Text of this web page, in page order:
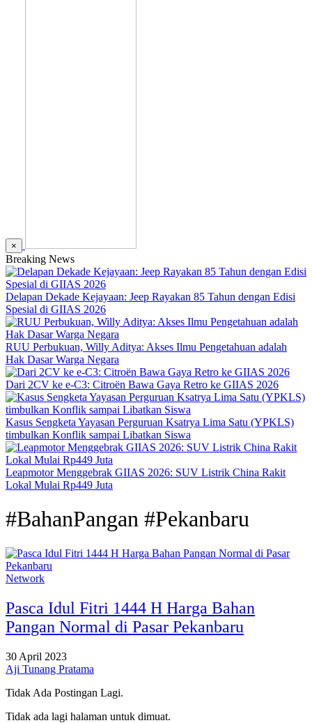
×
Breaking News
Delapan Dekade Kejayaan: Jeep Rayakan 85 Tahun dengan Edisi
Spesial di GIIAS 2026
RUU Perbukuan, Willy Aditya: Akses Ilmu Pengetahuan adalah
Hak Dasar Warga Negara
Dari 2CV ke e-C3: Citroën Bawa Gaya Retro ke GIIAS 2026
Kasus Sengketa Yayasan Perguruan Ksatrya Lima Satu (YPKLS)
timbulkan Konflik sampai Libatkan Siswa
Leapmotor Menggebrak GIIAS 2026: SUV Listrik China Rakit
Lokal Mulai Rp449 Juta
#BahanPangan #Pekanbaru
Network
Pasca Idul Fitri 1444 H Harga Bahan
Pangan Normal di Pasar Pekanbaru
30 April 2023
Aji Tunang Pratama
Tidak Ada Postingan Lagi.
Tidak ada lagi halaman untuk dimuat.